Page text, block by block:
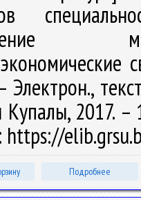
Электрон.,
2017. –
https://
Подробнее